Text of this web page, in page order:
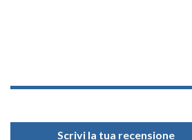
Scrivi la tua recensione